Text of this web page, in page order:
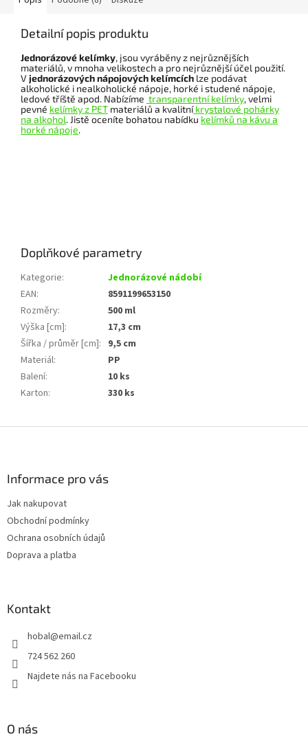
Detailní popis produktu
Jednorázové kelímky, jsou vyráběny z nejrůznějších
materiálů, v mnoha velikostech a pro nejrůznější účel použití.
V jednorázových nápojových kelímcích lze podávat
alkoholické i nealkoholické nápoje, horké i studené nápoje,
ledové tříště apod. Nabízíme transparentní kelímky, velmi
pevné kelímky z PET materiálů a kvalitníkrystalové pohárky
na alkohol. Jistě oceníte bohatou nabídku kelímků na kávu a
horké nápoje.
Doplňkové parametry
Kategorie:
Jednorázové nádobí
EAN:
8591199653150
Rozměry:
500 ml
Výška [cm]:
17,3 cm
Šířka / průměr [cm]: 9,5 cm
Materiál:
PP
Balení:
10 ks
Karton: 330 ks
Informace pro vás
Jak nakupovat
Obchodní podmínky
Ochrana osobních údajů
Doprava a platba
Kontakt
hobal@email.cz
724 562 260
Najdete nás na Facebooku
O nás